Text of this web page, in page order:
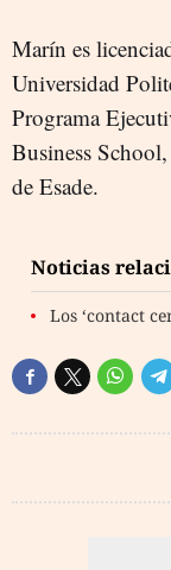
Marín es
Universidad
Programa
Business
de Esade.
Noticias
Los ‘contact